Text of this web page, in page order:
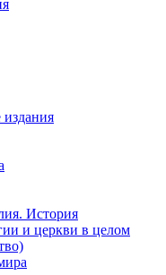
История
и церкви в целом